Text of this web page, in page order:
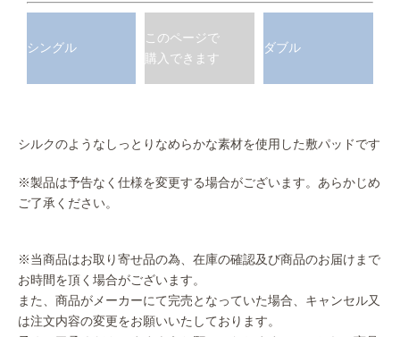
シングル
このページで
購入できます
ダブル
シルクのようなしっとりなめらかな素材を使用した敷パッドです
※製品は予告なく仕様を変更する場合がございます。あらかじめ
ご了承ください。
※当商品はお取り寄せ品の為、在庫の確認及び商品のお届けまで
お時間を頂く場合がございます。
また、商品がメーカーにて完売となっていた場合、キャンセル又
は注文内容の変更をお願いいたしております。